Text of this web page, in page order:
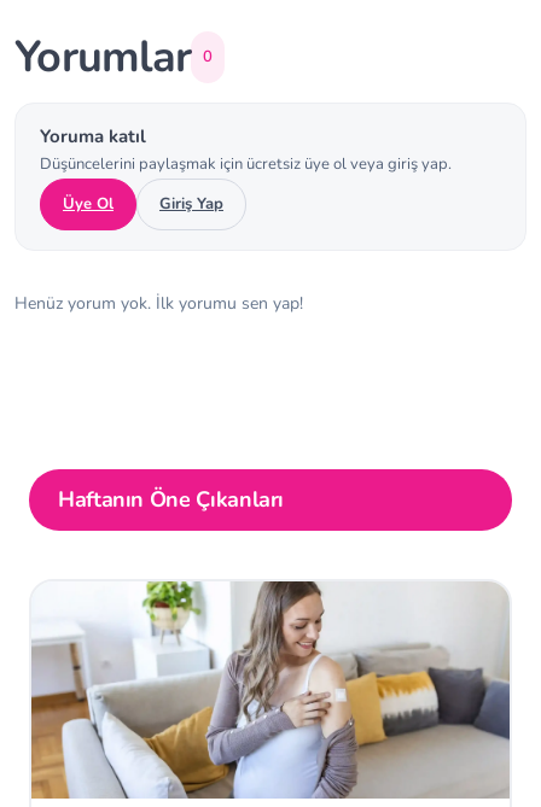
Yorumlar 0
Yoruma katıl
Düşüncelerini paylaşmak için ücretsiz üye ol veya giriş yap.
Üye Ol
Giriş Yap
Henüz yorum yok. İlk yorumu sen yap!
Haftanın Öne Çıkanları